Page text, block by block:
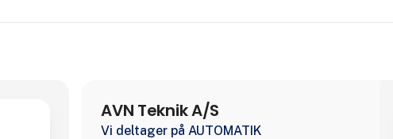
AVN Teknik A/S
Vi deltager på AUTOMATIK